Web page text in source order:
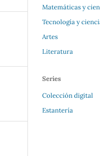
Matemáticas y
Tecnología y
Artes
Literatura
Series
Colección digital
Estantería